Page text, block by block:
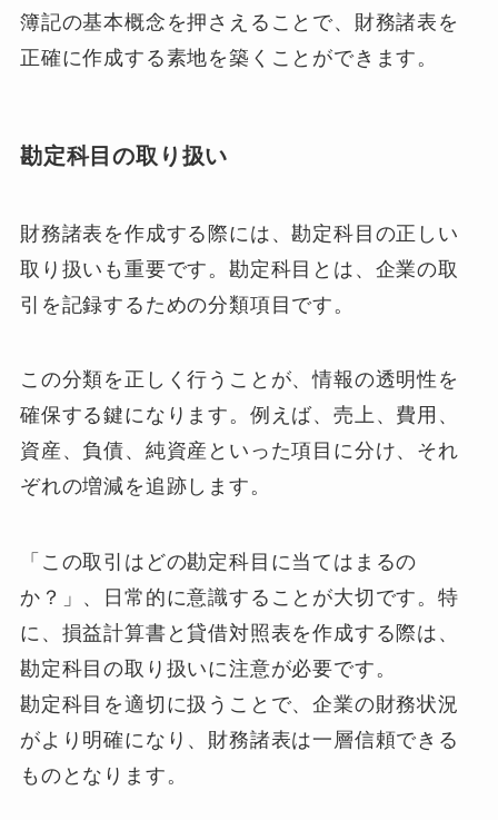
簿記の基本概念を押さえることで、財務諸表を
正確に作成する素地を築くことができます。
勘定科目の取り扱い
財務諸表を作成する際には、勘定科目の正しい
取り扱いも重要です。勘定科目とは、企業の取
引を記録するための分類項目です。
この分類を正しく行うことが、情報の透明性を
確保する鍵になります。例えば、売上、費用、
資産、負債、純資産といった項目に分け、それ
ぞれの増減を追跡します。
「この取引はどの勘定科目に当てはまるの
か？」、日常的に意識することが大切です。特
に、損益計算書と貸借対照表を作成する際は、
勘定科目の取り扱いに注意が必要です。
勘定科目を適切に扱うことで、企業の財務状況
がより明確になり、財務諸表は一層信頼できる
ものとなります。